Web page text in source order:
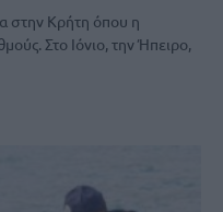
στην Κρήτη όπου η
Στο Ιόνιο, την Ήπειρο,